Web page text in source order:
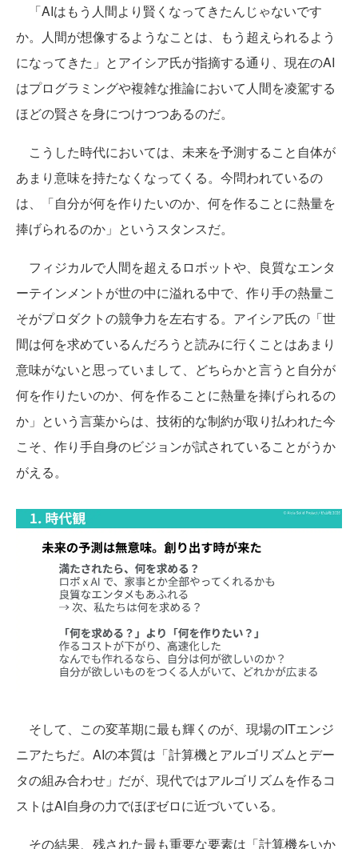
「AIはもう人間より賢くなってきたんじゃないです
か。人間が想像するようなことは、もう超えられるよう
になってきた」とアイシア氏が指摘する通り、現在のAI
はプログラミングや複雑な推論において人間を凌駕する
ほどの賢さを身につけつつあるのだ。
こうした時代においては、未来を予測すること自体が
あまり意味を持たなくなってくる。今問われているの
は、「自分が何を作りたいのか、何を作ることに熱量を
捧げられるのか」というスタンスだ。
フィジカルで人間を超えるロボットや、良質なエンタ
ーテインメントが世の中に溢れる中で、作り手の熱量こ
そがプロダクトの競争力を左右する。アイシア氏の「世
間は何を求めているんだろうと読みに行くことはあまり
意味がないと思っていまして、どちらかと言うと自分が
何を作りたいのか、何を作ることに熱量を捧げられるの
か」という言葉からは、技術的な制約が取り払われた今
こそ、作り手自身のビジョンが試されていることがうか
がえる。
そして、この変革期に最も輝くのが、現場のITエンジ
ニアたちだ。AIの本質は「計算機とアルゴリズムとデー
タの組み合わせ」だが、現代ではアルゴリズムを作るコ
ストはAI自身の力でほぼゼロに近づいている。
その結果、残された最も重要な要素は「計算機をいか